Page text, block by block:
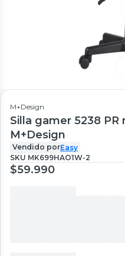
M+Design
Silla gamer 5238 PR
M+Design
Vendido porEasy
SKU MK699HAO1W-2
$59.990